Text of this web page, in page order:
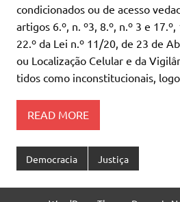
condicionados ou de acesso
artigos 6.º, n. º3, 8.º, n.º 3 e 17.º,
22.º da Lei n.º 11/20, de 23 de
ou Localização Celular e da
tidos como inconstitucionais,
READ MORE
Democracia Justiça